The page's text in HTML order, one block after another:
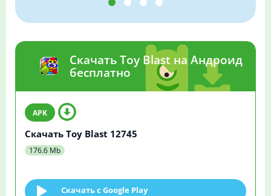
Скачать Toy Blast на Андроид
бесплатно
Скачать Toy Blast 12745
176.6 Mb
Скачать c Google Play